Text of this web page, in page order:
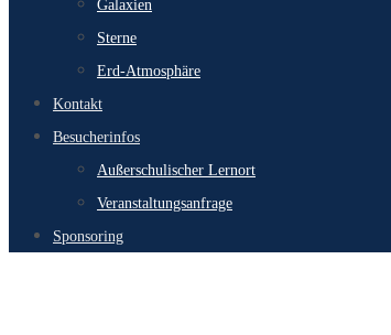
Galaxien
Sterne
Erd-Atmosphäre
Kontakt
Besucherinfos
Außerschulischer Lernort
Veranstaltungsanfrage
Sponsoring